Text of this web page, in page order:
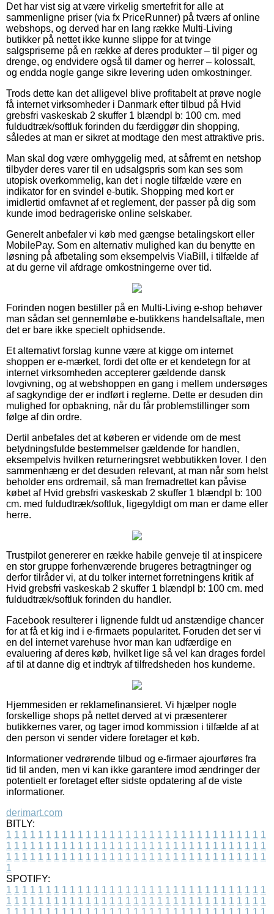
Det har vist sig at være virkelig smertefrit for alle at
sammenligne priser (via fx PriceRunner) på tværs af online
webshops, og derved har en lang række Multi-Living
butikker på nettet ikke kunne slippe for at tvinge
salgspriserne på en række af deres produkter – til piger og
drenge, og endvidere også til damer og herrer – kolossalt,
og endda nogle gange sikre levering uden omkostninger.
Trods dette kan det alligevel blive profitabelt at prøve nogle
få internet virksomheder i Danmark efter tilbud på Hvid
grebsfri vaskeskab 2 skuffer 1 blændpl b: 100 cm. med
fuldudtræk/softluk forinden du færdiggør din shopping,
således at man er sikret at modtage den mest attraktive pris.
Man skal dog være omhyggelig med, at såfremt en netshop
tilbyder deres varer til en udsalgspris som kan ses som
utopisk overkommelig, kan det i nogle tilfælde være en
indikator for en svindel e-butik. Shopping med kort er
imidlertid omfavnet af et reglement, der passer på dig som
kunde imod bedrageriske online selskaber.
Generelt anbefaler vi køb med gængse betalingskort eller
MobilePay. Som en alternativ mulighed kan du benytte en
løsning på afbetaling som eksempelvis ViaBill, i tilfælde af
at du gerne vil afdrage omkostningerne over tid.
Forinden nogen bestiller på en Multi-Living e-shop behøver
man sådan set gennemløbe e-butikkens handelsaftale, men
det er bare ikke specielt ophidsende.
Et alternativt forslag kunne være at kigge om internet
shoppen er e-mærket, fordi det ofte er et kendetegn for at
internet virksomheden accepterer gældende dansk
lovgivning, og at webshoppen en gang i mellem undersøges
af sagkyndige der er indført i reglerne. Dette er desuden din
mulighed for opbakning, når du får problemstillinger som
følge af din ordre.
Dertil anbefales det at køberen er vidende om de mest
betydningsfulde bestemmelser gældende for handlen,
eksempelvis hvilken returneringsret webbutikken lover. I den
sammenhæng er det desuden relevant, at man når som helst
beholder ens ordremail, så man fremadrettet kan påvise
købet af Hvid grebsfri vaskeskab 2 skuffer 1 blændpl b: 100
cm. med fuldudtræk/softluk, ligegyldigt om man er dame eller
herre.
Trustpilot genererer en række habile genveje til at inspicere
en stor gruppe forhenværende brugeres betragtninger og
derfor tilråder vi, at du tolker internet forretningens kritik af
Hvid grebsfri vaskeskab 2 skuffer 1 blændpl b: 100 cm. med
fuldudtræk/softluk forinden du handler.
Facebook resulterer i lignende fuldt ud anstændige chancer
for at få et kig ind i e-firmaets popularitet. Foruden det ser vi
en del internet varehuse hvor man kan udfærdige en
evaluering af deres køb, hvilket lige så vel kan drages fordel
af til at danne dig et indtryk af tilfredsheden hos kunderne.
Hjemmesiden er reklamefinansieret. Vi hjælper nogle
forskellige shops på nettet derved at vi præsenterer
butikkernes varer, og tager imod kommission i tilfælde af at
den person vi sender videre foretager et køb.
Informationer vedrørende tilbud og e-firmaer ajourføres fra
tid til anden, men vi kan ikke garantere imod ændringer der
potentielt er foretaget efter sidste opdatering af de viste
informationer.
derimart.com
BITLY:
1 1 1 1 1 1 1 1 1 1 1 1 1 1 1 1 1 1 1 1 1 1 1 1 1 1 1 1 1 1 1 1 1
1 1 1 1 1 1 1 1 1 1 1 1 1 1 1 1 1 1 1 1 1 1 1 1 1 1 1 1 1 1 1 1 1
1 1 1 1 1 1 1 1 1 1 1 1 1 1 1 1 1 1 1 1 1 1 1 1 1 1 1 1 1 1 1 1 1
1
SPOTIFY:
1 1 1 1 1 1 1 1 1 1 1 1 1 1 1 1 1 1 1 1 1 1 1 1 1 1 1 1 1 1 1 1 1
1 1 1 1 1 1 1 1 1 1 1 1 1 1 1 1 1 1 1 1 1 1 1 1 1 1 1 1 1 1 1 1 1
1 1 1 1 1 1 1 1 1 1 1 1 1 1 1 1 1 1 1 1 1 1 1 1 1 1 1 1 1 1 1 1 1